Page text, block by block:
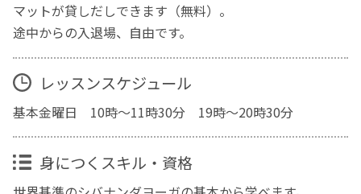
マットが貸しだしできます（無料）。
途中からの入退場、自由です。
レッスンスケジュール
基本金曜日 10時～11時30分 19時～20時30分
身につくスキル・資格